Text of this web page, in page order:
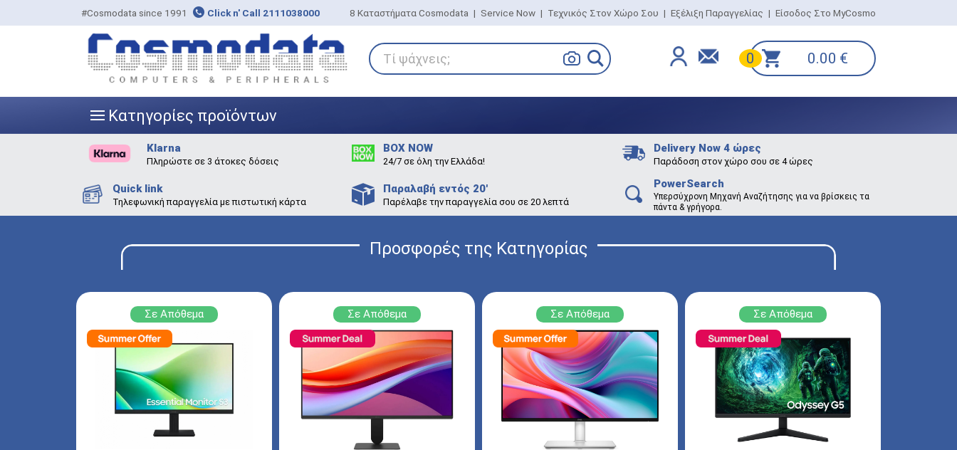
#Cosmodata since 1991 Click n' Call 2111038000 8 Καταστήματα Cosmodata | Service Now | Τεχνικός Στον Χώρο Σου | Εξέλιξη Παραγγελίας | Είσοδος Στο MyCosmo
Τί ψάχνεις; 0 0.00 €
||| Κατηγορίες προϊόντων
Klarna
Πληρώστε σε 3 άτοκες δόσεις
BOX NOW
24/7 σε όλη την Ελλάδα!
Delivery Now 4 ώρες
Παράδοση στον χώρο σου σε 4 ώρες
Quick link
Τηλεφωνική παραγγελία με πιστωτική κάρτα
Παραλαβή εντός 20'
Παρέλαβε την παραγγελία σου σε 20 λεπτά
PowerSearch
Υπερσύχρονη Μηχανή Αναζήτησης για να βρίσκεις τα
πάντα & γρήγορα.
Προσφορές της Κατηγορίας
Σε Απόθεμα Σε Απόθεμα Σε Απόθεμα Σε Απόθεμα